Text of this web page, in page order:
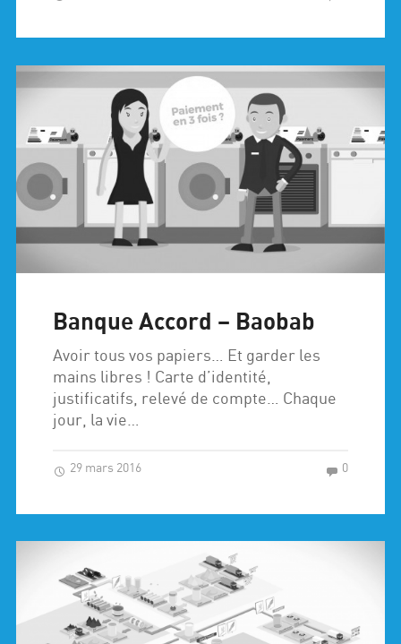
Banque Accord – Baobab
Avoir tous vos papiers… Et garder les
mains libres ! Carte d’identité,
justificatifs, relevé de compte… Chaque
jour, la vie…
29 mars 2016 0